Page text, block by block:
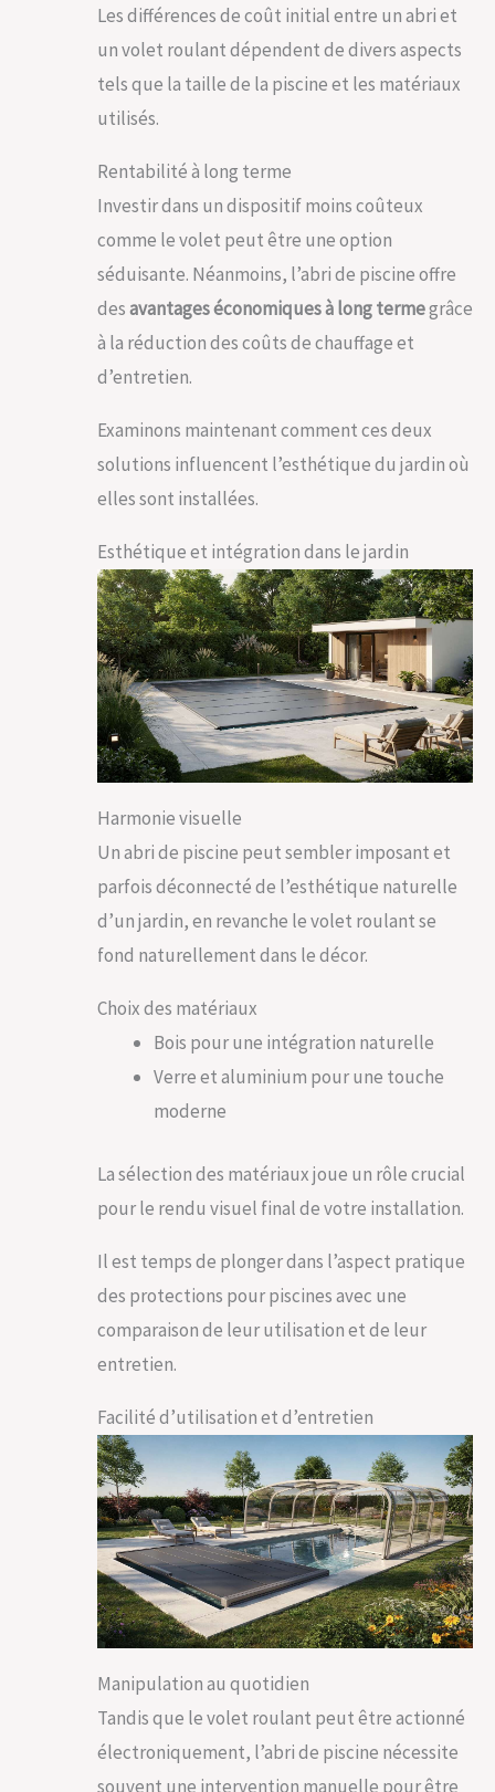
Les différences de coût initial entre un abri et
un volet roulant dépendent de divers aspects
tels que la taille de la piscine et les matériaux
utilisés.
Rentabilité à long terme
Investir dans un dispositif moins coûteux
comme le volet peut être une option
séduisante. Néanmoins, l’abri de piscine offre
desavantages économiques à long termegrâce
à la réduction des coûts de chauffage et
d’entretien.
Examinons maintenant comment ces deux
solutions influencent l’esthétique du jardin où
elles sont installées.
Esthétique et intégration dans le jardin
Harmonie visuelle
Un abri de piscine peut sembler imposant et
parfois déconnecté de l’esthétique naturelle
d’un jardin, en revanche le volet roulant se
fond naturellement dans le décor.
Choix des matériaux
Bois pour une intégration naturelle
Verre et aluminium pour une touche
moderne
La sélection des matériaux joue un rôle crucial
pour le rendu visuel final de votre installation.
Il est temps de plonger dans l’aspect pratique
des protections pour piscines avec une
comparaison de leur utilisation et de leur
entretien.
Facilité d’utilisation et d’entretien
Manipulation au quotidien
Tandis que le volet roulant peut être actionné
électroniquement, l’abri de piscine nécessite
souvent une intervention manuelle pour être